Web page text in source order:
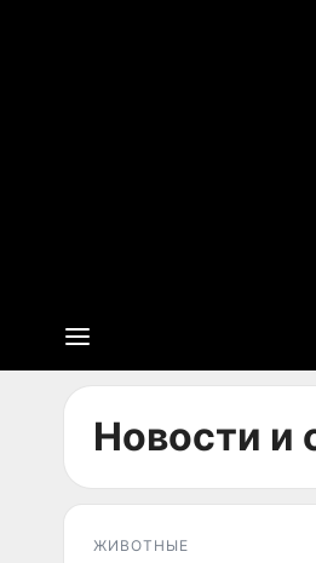
Новости и
ЖИВОТНЫЕ